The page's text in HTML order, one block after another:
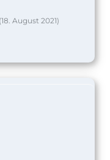
(18. August 2021)